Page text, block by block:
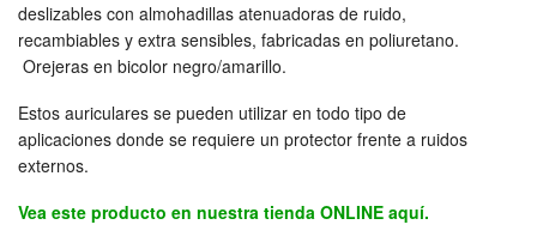
deslizables con almohadillas atenuadoras de ruido,
recambiables y extra sensibles, fabricadas en poliuretano.
Orejeras en bicolor negro/amarillo.
Estos auriculares se pueden utilizar en todo tipo de
aplicaciones donde se requiere un protector frente a ruidos
externos.
Vea este producto en nuestra tienda ONLINE aquí.